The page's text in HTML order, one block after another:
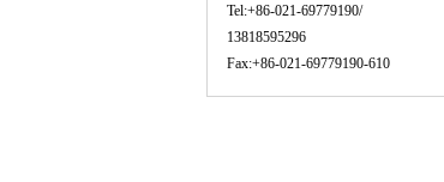
Tel:+86-021-69779190/
13818595296
Fax:+86-021-69779190-610